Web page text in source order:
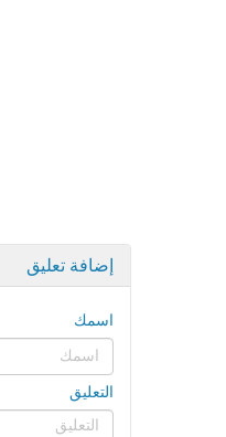
إضافة تعليق
اسمك
التعليق